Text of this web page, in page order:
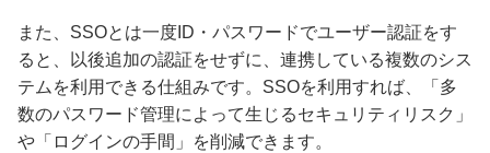
また、SSOとは一度ID・パスワードでユーザー認証をす
ると、以後追加の認証をせずに、連携している複数のシス
テムを利用できる仕組みです。SSOを利用すれば、「多
数のパスワード管理によって生じるセキュリティリスク」
や「ログインの手間」を削減できます。